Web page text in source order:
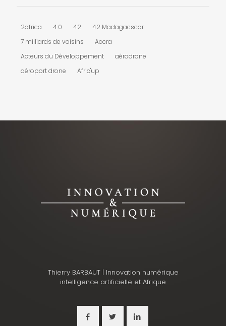
2africa 4.0 42
42 Madagacscar
7 milliards de voisins
Accra
Acteurs du Développement
aérodrone
aéroport drone
Afric'up
Thierry BARBAUT | Innovation numérique
intelligence artificielle et Afrique